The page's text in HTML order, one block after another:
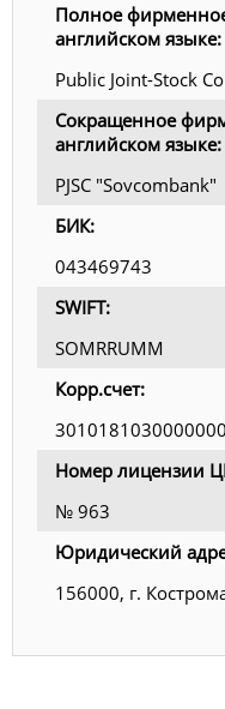
Полное
английском языке:
Public Joint-Stock
Сокращенное
английском языке:
PJSC "Sovcombank"
БИК:
043469743
SWIFT:
SOMRRUMM
Корр.счет:
Номер лицензии
№ 963
Юридический
156000, г.